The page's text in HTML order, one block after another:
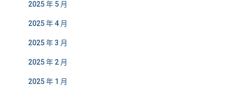
2025 年 5 月
2025 年 4 月
2025 年 3 月
2025 年 2 月
2025 年 1 月